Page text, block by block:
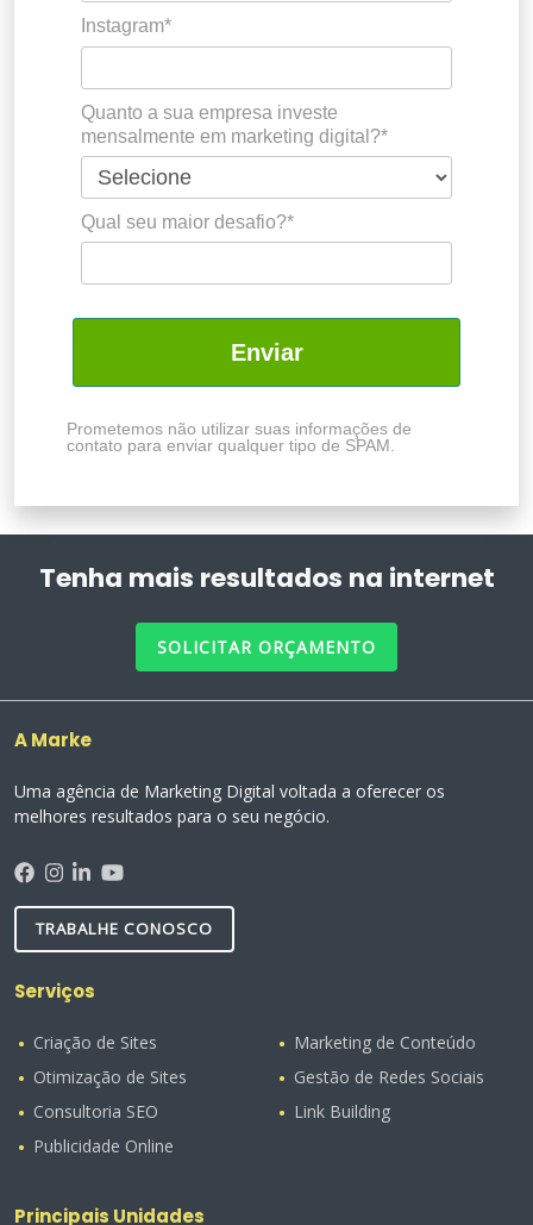
Instagram*
Quanto a sua empresa investe
mensalmente em marketing digital?*
Qual seu maior desafio?*
Enviar
Prometemos não utilizar suas informações de
contato para enviar qualquer tipo de SPAM.
Tenha mais resultados na internet
SOLICITAR ORÇAMENTO
A Marke
Uma agência de Marketing Digital voltada a oferecer os
melhores resultados para o seu negócio.
TRABALHE CONOSCO
Serviços
Criação de Sites
Otimização de Sites
Consultoria SEO
Publicidade Online
Marketing de Conteúdo
Gestão de Redes Sociais
Link Building
Principais Unidades